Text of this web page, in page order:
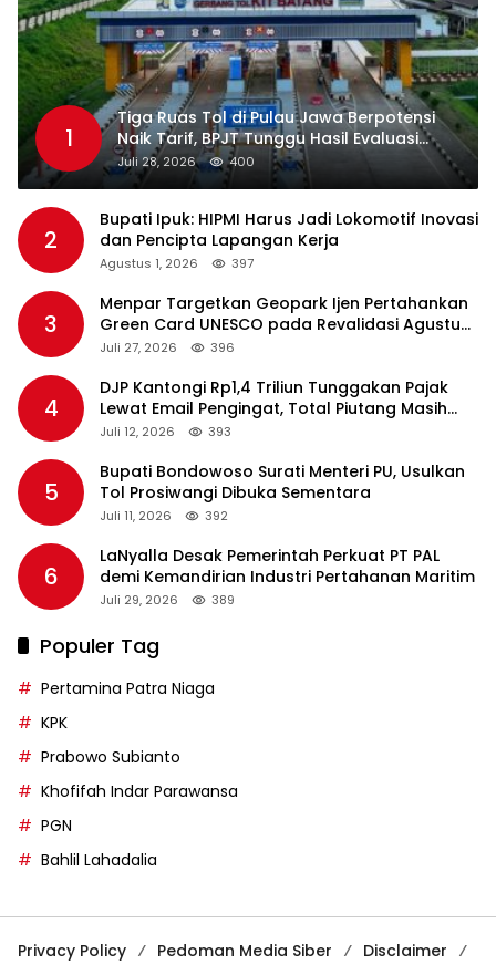
1
Tiga Ruas Tol di Pulau Jawa Berpotensi
Naik Tarif, BPJT Tunggu Hasil Evaluasi
Standar Pelayanan
Juli 28, 2026 400
2
Bupati Ipuk: HIPMI Harus Jadi Lokomotif Inovasi
dan Pencipta Lapangan Kerja
Agustus 1, 2026 397
3
Menpar Targetkan Geopark Ijen Pertahankan
Green Card UNESCO pada Revalidasi Agustus
2026
Juli 27, 2026 396
4
DJP Kantongi Rp1,4 Triliun Tunggakan Pajak
Lewat Email Pengingat, Total Piutang Masih
Rp36 Triliun
Juli 12, 2026 393
5
Bupati Bondowoso Surati Menteri PU, Usulkan
Tol Prosiwangi Dibuka Sementara
Juli 11, 2026 392
6
LaNyalla Desak Pemerintah Perkuat PT PAL
demi Kemandirian Industri Pertahanan Maritim
Juli 29, 2026 389
Populer Tag
Pertamina Patra Niaga
KPK
Prabowo Subianto
Khofifah Indar Parawansa
PGN
Bahlil Lahadalia
Privacy Policy Pedoman Media Siber Disclaimer